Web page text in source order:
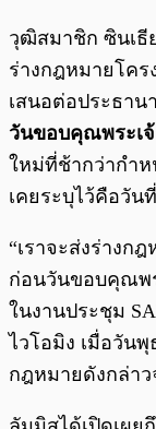
พร้อมเล่น
วุฒิสมาชิก ซินเธี
ร่างกฎหมายโค
เสนอต่อประธา
วันขอบคุณพระเจ้
ใหม่ที่ช้ากว่ากำ
เคยระบุไว้คือวัน
“เราจะส่งร่างก
ก่อนวันขอบคุณพ
ในงานประชุม
ไวโอมิง เมื่อวัน
กฎหมายดังกล่าว